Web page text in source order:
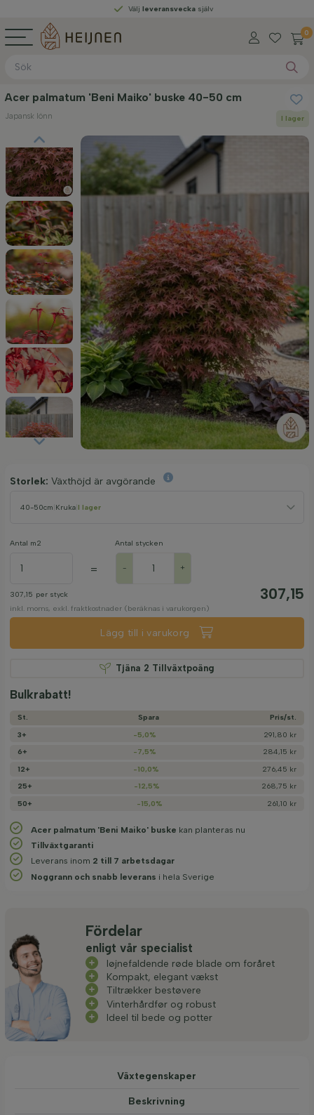
leveransveckasjälv
0
Acer palmatum 'Beni Maiko' buske 40-50 cm
Japansk lönn I lager
Storlek: Växthöjd är avgörande
40-50cm Kruka I lager
Antal m2
=
Antal stycken
- +
307,15 per styck 307,15
inkl. moms, exkl. fraktkostnader (beräknas i varukorgen)
Lägg till i varukorg
Tjäna 2 Tillväxtpoäng
Bulkrabatt!
St. Spara
Pris/­st.
3+
-5,0%
291,80 kr
6+
-7,5%
284,15 kr
12+
-10,0%
276,45 kr
25+
-12,5%
268,75 kr
50+
-15,0% 261,10 kr
Acer palmatum 'Beni Maiko' buske kan planteras nu
Tillväxtgaranti
Leverans inom 2 till 7 arbetsdagar
Noggrann och snabb leverans i hela Sverige
Fördelar
enligt vår specialist
Iøjnefaldende røde blade om foråret
Kompakt, elegant vækst
Tiltrækker bestøvere
Vinterhårdfør og robust
Ideel til bede og potter
Växtegenskaper
Beskrivning